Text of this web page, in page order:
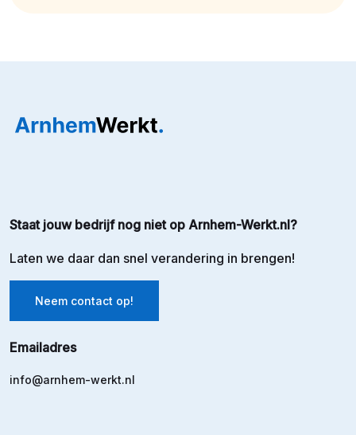
Staat jouw bedrijf nog niet op Arnhem-Werkt.nl?
Laten we daar dan snel verandering in brengen!
Neem contact op!
Emailadres
info@arnhem-werkt.nl